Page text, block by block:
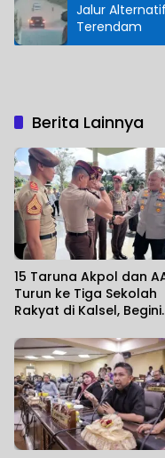
Jalur
Terendam
Berita Lainnya
15 Taruna Akpol dan
Turun ke Tiga Sekolah
Rakyat di Kalsel, Begini